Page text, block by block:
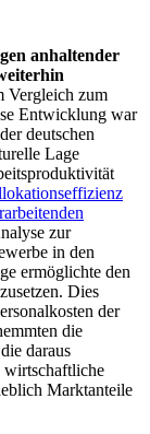
anhaltender
Vergleich zum
Entwicklung war
deutschen
Lage
zur
in den
ermöglichte den
Dies
der
die
daraus
wirtschaftliche
Marktanteile